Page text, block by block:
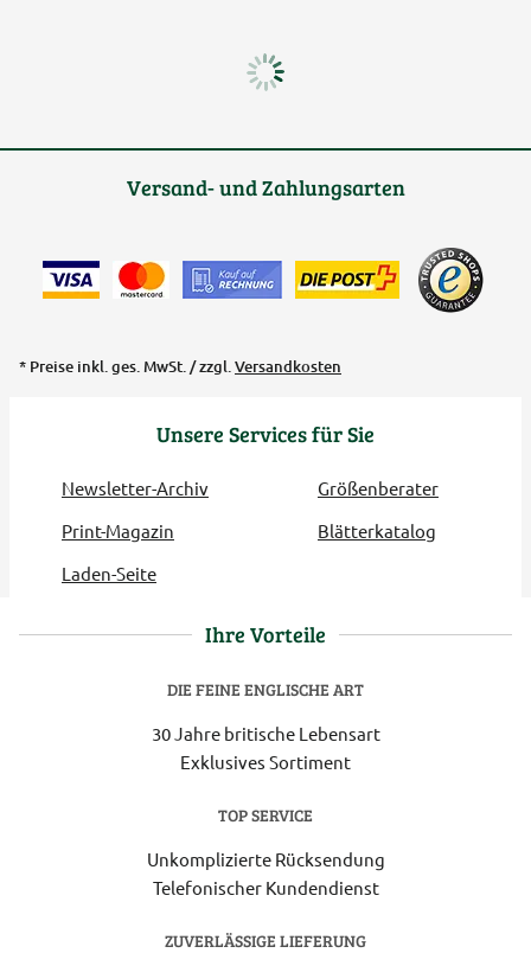
Unsere Services für Sie
Newsletter-Archiv
Größenberater
Print-Magazin
Blätterkatalog
Laden-Seite
Versand- und Zahlungsarten
* Preise inkl. ges. MwSt. / zzgl.Versandkosten
Ihre Vorteile
DIE FEINE ENGLISCHE ART
30 Jahre britische Lebensart
Exklusives Sortiment
TOP SERVICE
Unkomplizierte Rücksendung
Telefonischer Kundendienst
ZUVERLÄSSIGE LIEFERUNG